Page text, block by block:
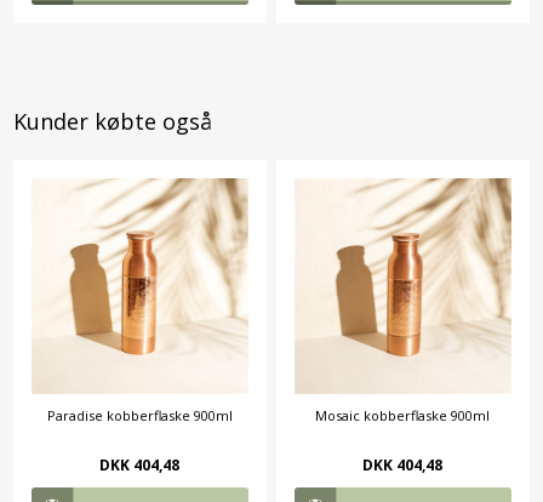
Kunder købte også
Paradise kobberflaske 900ml
DKK 404,48
Mosaic kobberflaske 900ml
DKK 404,48